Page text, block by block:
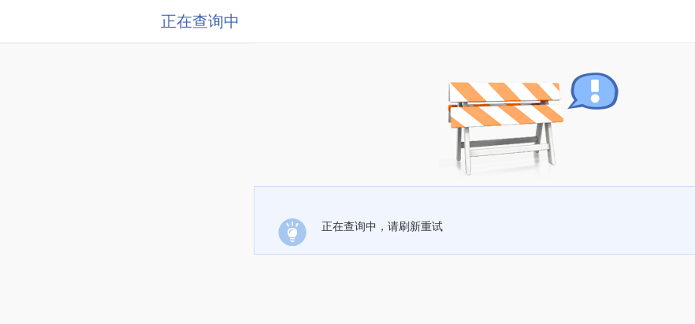
正在查询中
正在查询中，请刷新重试